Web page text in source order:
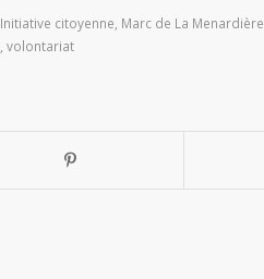
Initiative citoyenne Marc de La Menardière
volontariat